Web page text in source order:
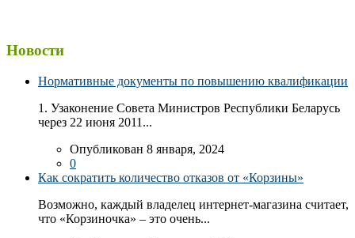
Новости
Нормативные документы по повышению квалификации
1. Узаконение Совета Министров Республики Беларусь
через 22 июня 2011...
Опубликован 8 января, 2024
0
Как сократить количество отказов от «Корзины»
Возможно, каждый владелец интернет-магазина считает,
что «Корзиночка» – это очень...